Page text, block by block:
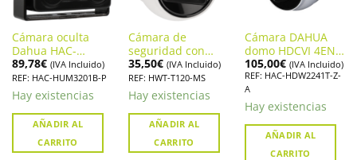
Cámara oculta
Dahua HAC-
HUM3201B-P
89,78€ (IVA Incluido)
REF: HAC-HUM3201B-P
Hay existencias
AÑADIR AL
CARRITO
Cámara de
seguridad con
audio. Hikvision
HWT-T120-MS
35,50€ (IVA Incluido)
REF: HWT-T120-MS
Hay existencias
AÑADIR AL
CARRITO
Cámara DAHUA
domo HDCVI 4EN1
2M AUDIO MIC.
HAC-HDW2241T-Z-
A
105,00€ (IVA Incluido)
REF: HAC-HDW2241T-Z-
A
Hay existencias
AÑADIR AL
CARRITO